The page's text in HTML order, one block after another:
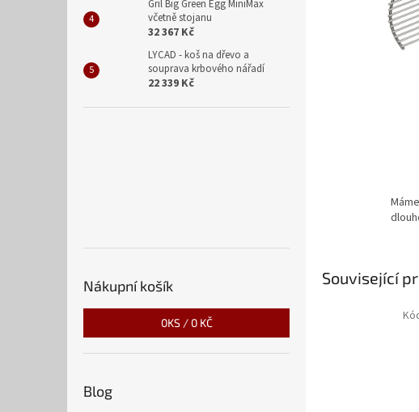
Gril Big Green Egg MiniMax
včetně stojanu
32 367 Kč
LYCAD - koš na dřevo a
souprava krbového nářadí
22 339 Kč
Nákupní košík
0KS / 0 KČ
Blog
Související